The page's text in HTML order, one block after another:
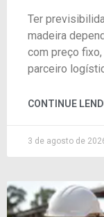
Ter
madeira
com preço
parceiro
CONTINUE
3 de agosto de